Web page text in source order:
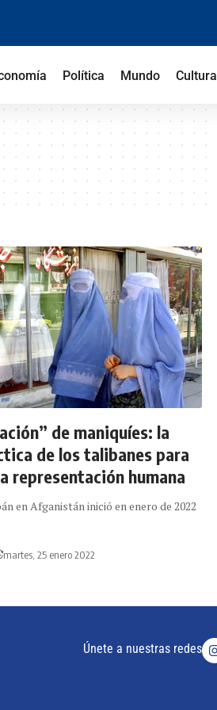
Política Mundo Cultura
de maniquíes: la
de los talibanes para
representación humana
en Afganistán inició en enero de 2022
martes, 25 enero 2022
Únete a nuestras redes